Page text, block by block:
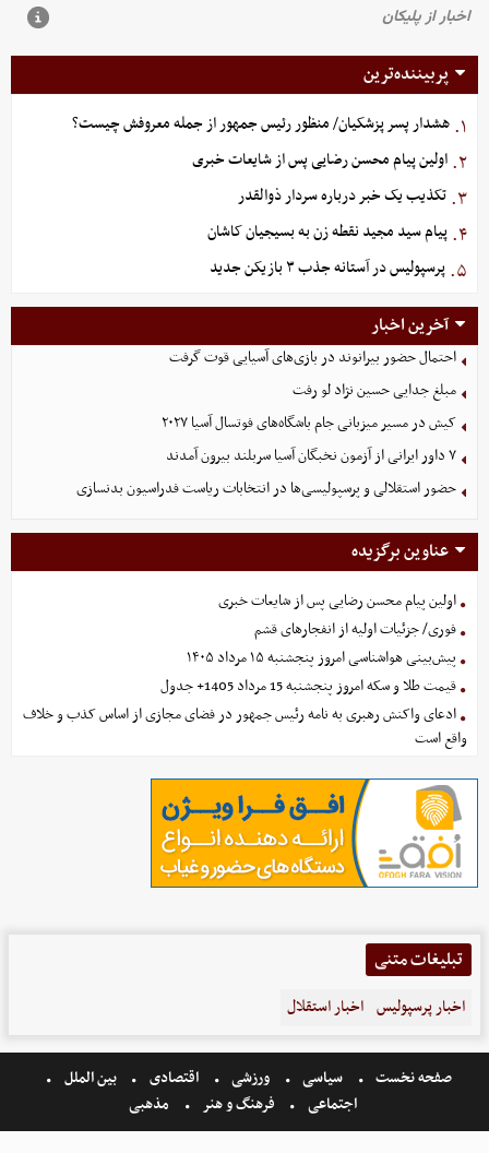
پربیننده‌ترین
۱. هشدار پسر پزشکیان/ منظور رئیس جمهور از جمله معروفش چیست؟
۲. اولین پیام محسن رضایی پس از شایعات خبری
۳. تکذیب یک خبر درباره سردار ذوالقدر
۴. پیام سید مجید نقطه زن به بسیجیان کاشان
۵. پرسپولیس در آستانه جذب ۳ بازیکن جدید
آخرین اخبار
احتمال حضور بیرانوند در بازی‌های آسیایی قوت گرفت
مبلغ جدایی حسین نژاد لو رفت
کیش در مسیر میزبانی جام باشگاه‌های فوتسال آسیا ۲۰۲۷
۷ داور ایرانی از آزمون نخبگان آسیا سربلند بیرون آمدند
حضور استقلالی و پرسپولیسی‌ها در انتخابات ریاست فدراسیون بدنسازی
عناوین برگزیده
اولین پیام محسن رضایی پس از شایعات خبری
فوری/ جزئیات اولیه از انفجارهای قشم
پیش‌بینی هواشناسی امروز پنجشنبه ۱۵ مرداد ۱۴۰۵
قیمت طلا و سکه امروز پنجشنبه 15 مرداد 1405+ جدول
ادعای واکنش رهبری به نامه رئیس جمهور در فضای مجازی از اساس کذب و خلاف
واقع است
تبلیغات متنی
اخبار پرسپولیس اخبار استقلال
صفحه نخست سیاسی ورزشی اقتصادی
بین الملل
اجتماعی
فرهنگ و هنر مذهبی